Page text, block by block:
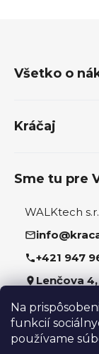
Na
funkcií
používame
Všetko o
Kráčaj
Sme tu pre
WALKtech
+421 947
Lenčova
Sledujte nás